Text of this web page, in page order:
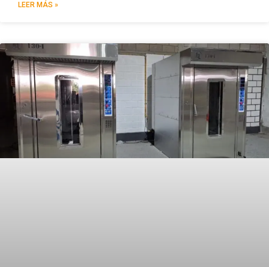
LEER MÁS »